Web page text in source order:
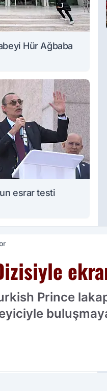
Hür Ağbaba
esrar testi
Prince